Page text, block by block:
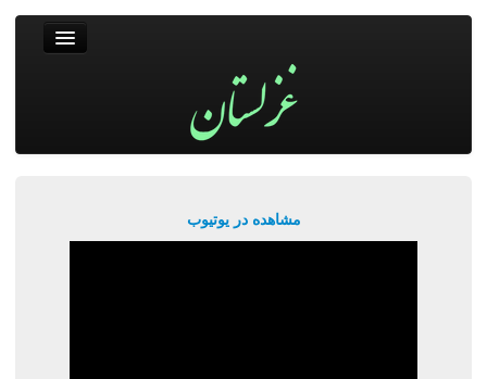
مشاهده در یوتیوب